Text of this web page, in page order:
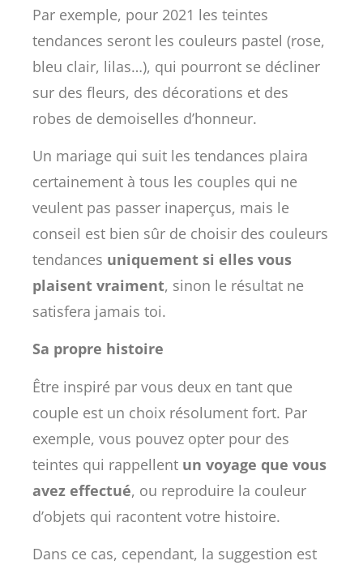
Par exemple, pour 2021 les teintes
tendances seront les couleurs pastel (rose,
bleu clair, lilas…), qui pourront se décliner
sur des fleurs, des décorations et des
robes de demoiselles d’honneur.
Un mariage qui suit les tendances plaira
certainement à tous les couples qui ne
veulent pas passer inaperçus, mais le
conseil est bien sûr de choisir des couleurs
tendances uniquement si elles vous
plaisent vraiment, sinon le résultat ne
satisfera jamais toi.
Sa propre histoire
Être inspiré par vous deux en tant que
couple est un choix résolument fort. Par
exemple, vous pouvez opter pour des
teintes qui rappellent un voyage que vous
avez effectué, ou reproduire la couleur
d’objets qui racontent votre histoire.
Dans ce cas, cependant, la suggestion est